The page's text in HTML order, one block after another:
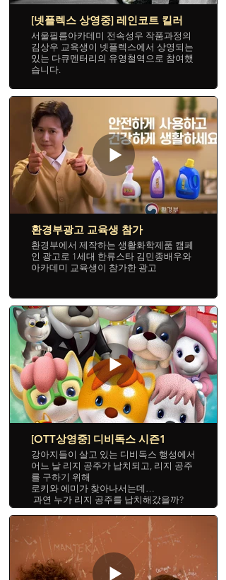
또한 서울필름아카데미 전속성우 작품과
정을 수료할 경우에는 아카데미 산하의
국내유일 전속성우가 활동하는 닉스엔터
테인먼트 ( www.nyxentertainment.net ) 전
속성우로 활동할 수 있으며, 아카데미 산
하 앞으로 개설될 지역별 청소년영화학교
(www.teenfilmschool.net) 청소년성우과
합니다.
즉, 서울필름아카데미 전속선우 작품과정
을 수료할 경우에는 충분한 성우활동 포
트폴리오를 구성하여, 방송국 공채성우
준비에도 넘사벽 경력은 물론 프리랜서
성우활동과 각 지역별 개설 예정인 청소
년영화학교 성우강사로도 활동이 가능합
니다.
하기의 링크는 아카데미 전속성우 작품과
인된 포트폴리오가 구성됩니다.
[넷플렉스 상영중] 레인코트 킬러
서울필름아카데미 전속성우 작품과정의
김상우 교육생이 넷플렉스에서 상영되는
있는 다큐멘터리의 유영철역으로 참여했
습니다.
닉스스튜디오는 해당 작품의 더빙 스튜디
오로 더빙 연출, 믹싱, 녹음 등을 관리했습
니다
환경부광고 교육생 참가
환경부에서 제작하는 생활화학제품 캠페
인 광고로 1세대 한류스타 김민종배우와
아카데미 교육생이 참가한 광고
[OTT상영중] 디비독스 시즌1
강아지들이 살고 있는 디비독스 행성에서
어느 날 리지 공주가 납치되고, 리지 공주
를 구하기 위해
로키와 에미가 찾아나서는데…
과연 누가 리지 공주를 납치해갔을까?
로키의 좌충우돌 디비독스 이야기가 시
작된다!